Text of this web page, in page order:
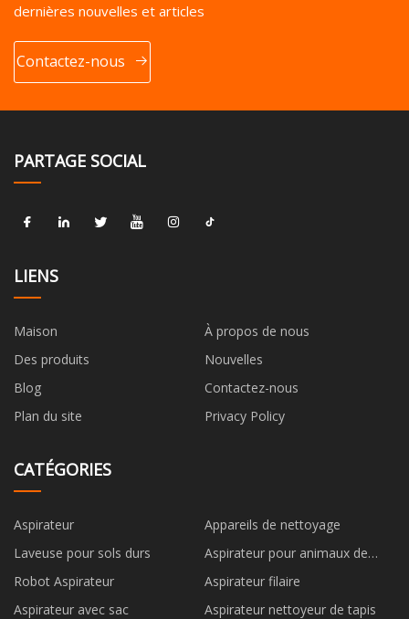
dernières nouvelles et articles
Contactez-nous
PARTAGE SOCIAL
LIENS
Maison
À propos de nous
Des produits
Nouvelles
Blog
Contactez-nous
Plan du site
Privacy Policy
CATÉGORIES
Aspirateur
Appareils de nettoyage
Laveuse pour sols durs
Aspirateur pour animaux de
compagnie
Robot Aspirateur
Aspirateur filaire
Aspirateur avec sac
Aspirateur nettoyeur de tapis